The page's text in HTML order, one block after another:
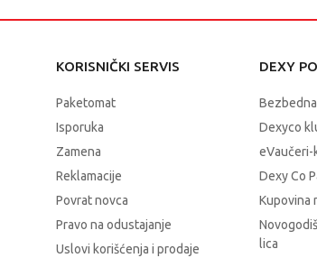
KORISNIČKI SERVIS
Paketomat
Isporuka
Zamena
Reklamacije
Povrat novca
Pravo na odustajanje
Uslovi korišćenja i prodaje
DEXY
Dexyco
Dexy Co
Kupovina
lica